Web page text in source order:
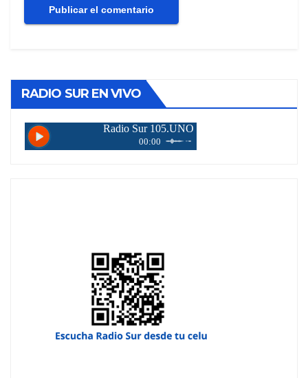
RADIO SUR EN VIVO